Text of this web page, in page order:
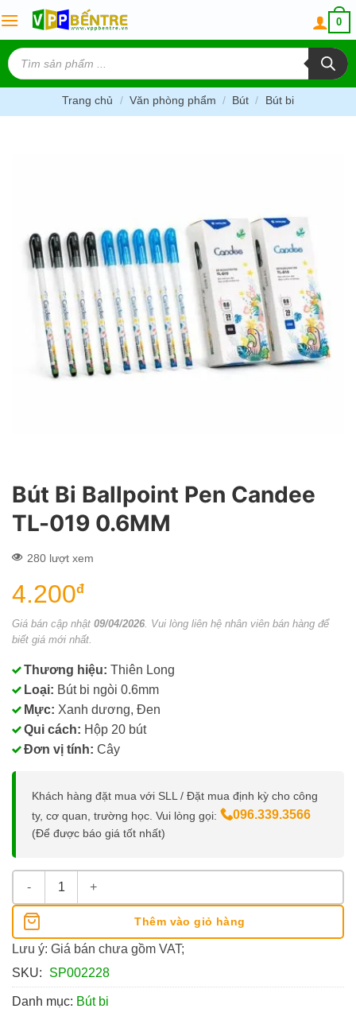
to
content
0
Tìm
kiếm
sản
phẩm
Trang chủ / Văn phòng phẩm / Bút / Bút bi
Bút Bi Ballpoint Pen Candee
TL-019 0.6MM
280 lượt xem
4.200đ
Giá bán cập nhật 09/04/2026 . Vui lòng liên hệ nhân viên bán hàng để
biết giá mới nhất.
Thương hiệu: Thiên Long
Loại: Bút bi ngòi 0.6mm
Mực: Xanh dương, Đen
Qui cách: Hộp 20 bút
Đơn vị tính: Cây
Khách hàng đặt mua với SLL / Đặt mua định kỳ cho công
ty, cơ quan, trường học. Vui lòng gọi:
096.339.3566
(Để được báo giá tốt nhất)
Bút Bi Ballpoint Pen Candee TL-019 0.6MM số lượng
Thêm vào giỏ hàng
Lưu ý: Giá bán chưa gồm VAT;
SKU:
SP002228
Danh mục: Bút bi